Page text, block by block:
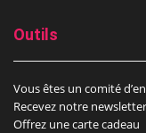
Outils
Vous êtes un comité
Recevez notre newsletter
Offrez une carte cadeau